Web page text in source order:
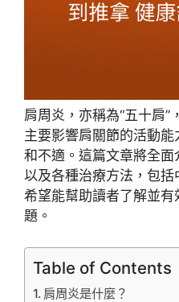
肩周炎，亦稱為“五十肩”
主要影響肩關節的活動
和不適。這篇文章將全
以及各種治療方法，包括
希望能幫助讀者了解並
題。
Table of Contents
肩周炎是什麼？